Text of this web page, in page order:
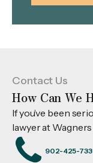
Contact Us
How Can We
If you’ve been
lawyer at
902-425-